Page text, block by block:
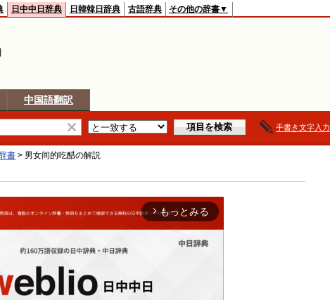
日中中日辞典 日韓韓日辞典 古語辞典 その他の辞書▼
中国語翻訳
手書き文字入力
書 > 男女间的吃醋の解説
arrow_forward_ios もっとみる